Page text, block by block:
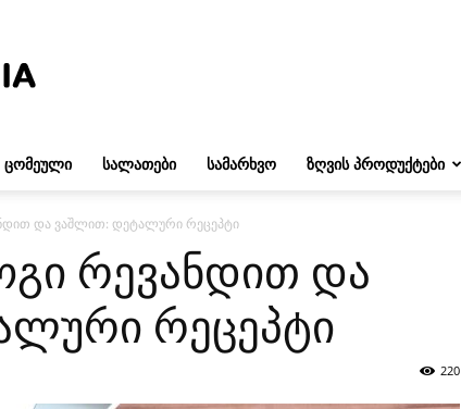
ᲪᲝᲛᲔᲣᲚᲘ ᲡᲐᲚᲐᲗᲔᲑᲘ ᲡᲐᲛᲐᲠᲮᲕᲝ ᲖᲦᲕᲘᲡ ᲞᲠᲝᲓᲣᲥᲢᲔᲑᲘ
და ვაშლით: დეტალური რეცეპტი
რევანდით და
რეცეპტი
220